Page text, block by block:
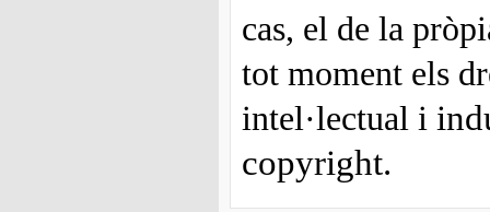
cas, el de la
tot moment els
intel·lectual i
copyright.